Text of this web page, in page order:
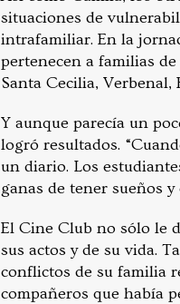
situaciones de
intrafamiliar. En la
pertenecen a familias
Santa Cecilia,
Y aunque parecía un
logró resultados.
un diario. Los
ganas de tener sueños
El Cine Club no sólo le
sus actos y de su vida.
conflictos de su familia
compañeros que había